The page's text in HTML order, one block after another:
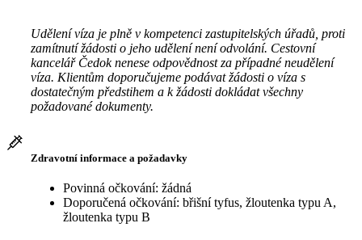
Udělení víza je plně v kompetenci zastupitelských úřadů, proti
zamítnutí žádosti o jeho udělení není odvolání. Cestovní
kancelář Čedok nenese odpovědnost za případné neudělení
víza. Klientům doporučujeme podávat žádosti o víza s
dostatečným předstihem a k žádosti dokládat všechny
požadované dokumenty.
Zdravotní informace a požadavky
Povinná očkování: žádná
Doporučená očkování: břišní tyfus, žloutenka typu A,
žloutenka typu B